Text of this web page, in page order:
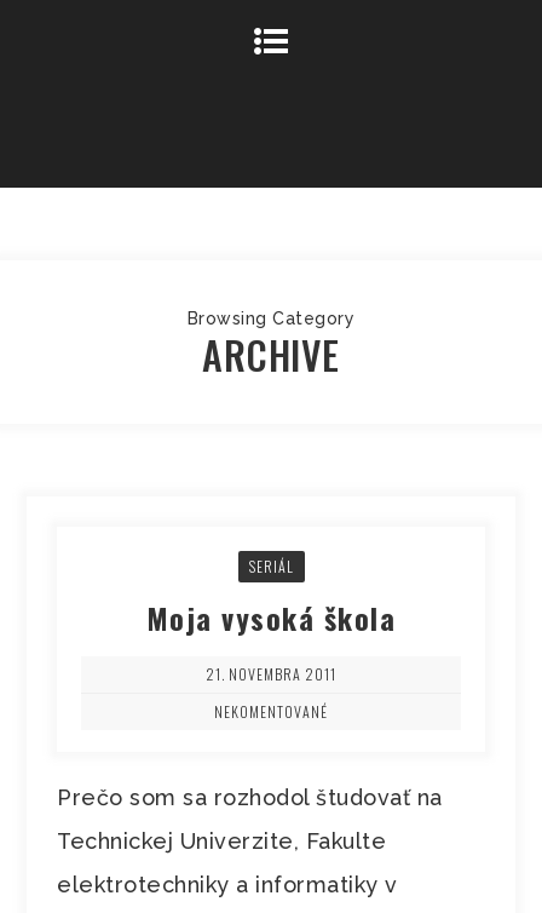
Browsing Category
ARCHIVE
SERIÁL
Moja vysoká škola
21. NOVEMBRA 2011
NEKOMENTOVANÉ
Prečo som sa rozhodol študovať na
Technickej Univerzite, Fakulte
elektrotechniky a informatiky v